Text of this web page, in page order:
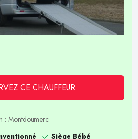
CE CHAUFFEUR
: Montdoumerc
Siège Bébé